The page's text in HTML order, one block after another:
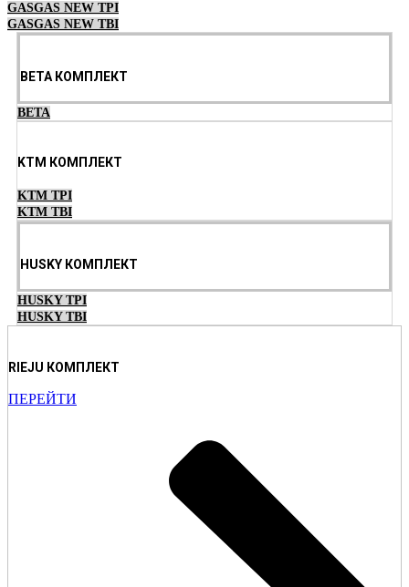
GASGAS NEW TPI
GASGAS NEW TBI
BETA КОМПЛЕКТ
BETA
KTM КОМПЛЕКТ
KTM TPI
KTM TBI
HUSKY КОМПЛЕКТ
HUSKY TPI
HUSKY TBI
RIEJU КОМПЛЕКТ
ПЕРЕЙТИ